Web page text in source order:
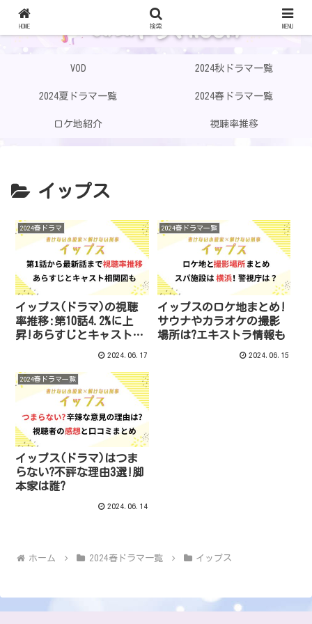
VOD 2024秋ドラマ一覧
2024夏ドラマ一覧 2024春ドラマ一覧
ロケ地紹介 視聴率推移
イップス
2024春ドラマ
イップス(ドラマ)の視聴
率推移:第10話4.2%に上
昇!あらすじとキャスト相
2024.06.17
2024春ドラマ一覧
イップスのロケ地まとめ!
サウナやカラオケの撮影
場所は?エキストラ情報も
2024.06.15
2024春ドラマ一覧
イップス(ドラマ)はつま
らない?不評な理由3選!脚
本家は誰?
2024.06.14
ホーム 2024春ドラマ一覧 イップス
HOME 検索 MENU